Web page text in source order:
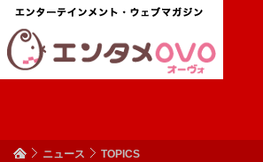
ニュース TOPICS